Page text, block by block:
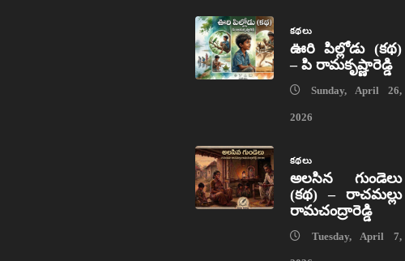
కథలు
ఊరి పిల్లోడు (కథ)
– పి రామకృష్ణారెడ్డి
Sunday, April 26,
2026
కథలు
అలసిన గుండెలు
(కథ) – రాచమల్లు
రామచంద్రారెడ్డి
Tuesday, April 7,